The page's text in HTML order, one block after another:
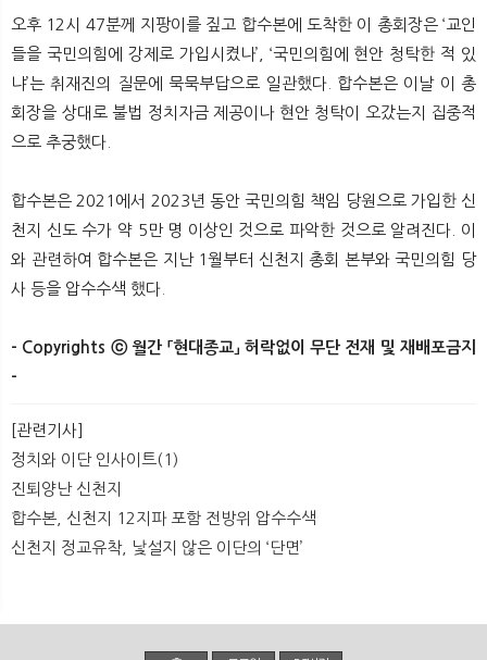
오후 12시 47분께 지팡이를 짚고 합수본에 도착한 이 총회장은 ‘교인
들을 국민의힘에 강제로 가입시켰나’, ‘국민의힘에 현안 청탁한 적 있
냐’는 취재진의 질문에 묵묵부답으로 일관했다. 합수본은 이날 이 총
회장을 상대로 불법 정치자금 제공이나 현안 청탁이 오갔는지 집중적
으로 추궁했다.
합수본은 2021에서 2023년 동안 국민의힘 책임 당원으로 가입한 신
천지 신도 수가 약 5만 명 이상인 것으로 파악한 것으로 알려진다. 이
와 관련하여 합수본은 지난 1월부터 신천지 총회 본부와 국민의힘 당
사 등을 압수수색 했다. ​
- Copyrights ⓒ 월간 「현대종교」 허락없이 무단 전재 및 재배포금지
-​ ​
[관련기사]
정치와 이단 인사이트(1)
진퇴양난 신천지
합수본, 신천지 12지파 포함 전방위 압수수색
신천지 정교유착, 낯설지 않은 이단의 ‘단면’